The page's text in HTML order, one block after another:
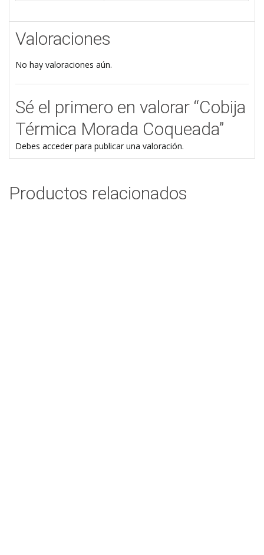
Valoraciones
No hay valoraciones aún.
Sé el primero en valorar “Cobija
Térmica Morada Coqueada”
Debes accederpara publicar una valoración.
Productos relacionados